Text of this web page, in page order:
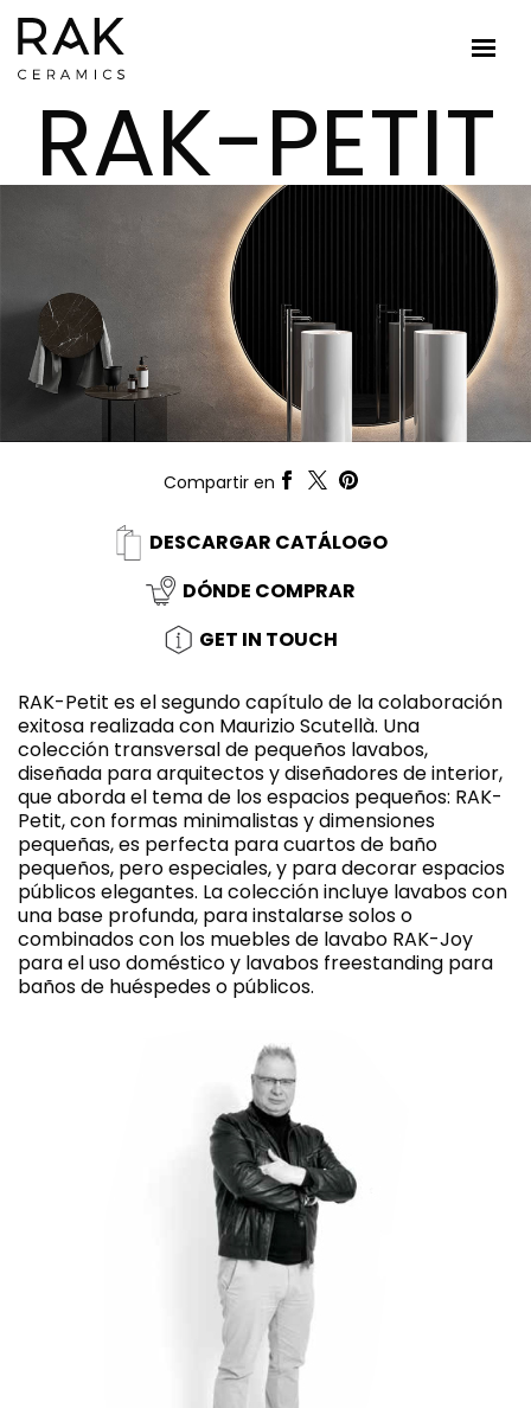
RAK-PETIT
Compartir en
DESCARGAR CATÁLOGO
DÓNDE COMPRAR
GET IN TOUCH
RAK-Petit es el segundo capítulo de la colaboración
exitosa realizada con Maurizio Scutellà. Una
colección transversal de pequeños lavabos,
diseñada para arquitectos y diseñadores de interior,
que aborda el tema de los espacios pequeños: RAK-
Petit, con formas minimalistas y dimensiones
pequeñas, es perfecta para cuartos de baño
pequeños, pero especiales, y para decorar espacios
públicos elegantes. La colección incluye lavabos con
una base profunda, para instalarse solos o
combinados con los muebles de lavabo RAK-Joy
para el uso doméstico y lavabos freestanding para
baños de huéspedes o públicos.